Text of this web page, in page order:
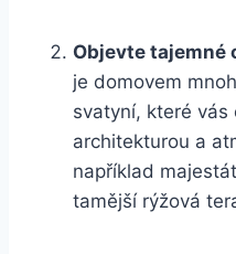
Objevte tajemné
je domovem
svatyní, které vás
architekturou a
například
tamější rýžová